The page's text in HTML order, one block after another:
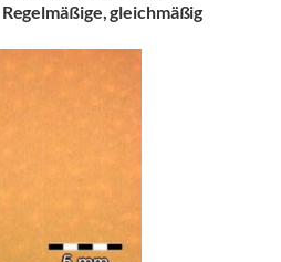
gleichmäßig